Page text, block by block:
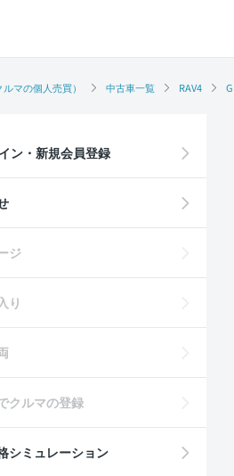
マの個人売買） 中古車一覧 RAV4 G
ン・新規会員登録
ジ
り
クルマの登録
シミュレーション